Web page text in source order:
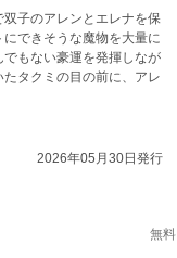
子のアレンとエレナを保
できそうな魔物を大量に
もない豪運を発揮しなが
タクミの目の前に、アレ
2026年05月30日発行
無料